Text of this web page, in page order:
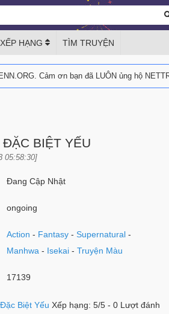
XẾP HẠNG TÌM TRUYỆN
Cảm ơn bạn đã LUÔN ủng hộ
ĐẶC BIỆT YẾU
05:58:30]
Đang Cập Nhật
ongoing
Action - Fantasy -Supernatural -
Manhwa - Isekai -Truyện Màu
17139
Biệt Yếu Xếp hạng: 5/5- 0Lượt đánh